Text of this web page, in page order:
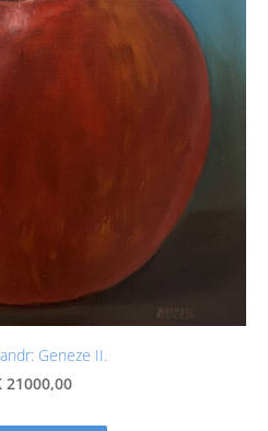
Geneze II.
21000,00